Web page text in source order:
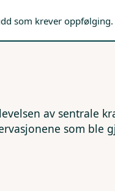
som krever oppfølging.
av sentrale
som ble